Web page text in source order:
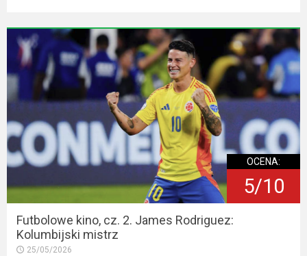
OCENA:
5/10
Futbolowe kino, cz. 2. James Rodriguez:
Kolumbijski mistrz
25/05/2026